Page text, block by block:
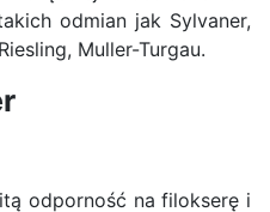
odmian jak Sylvaner,
Muller-Turgau.
odporność na filokserę i